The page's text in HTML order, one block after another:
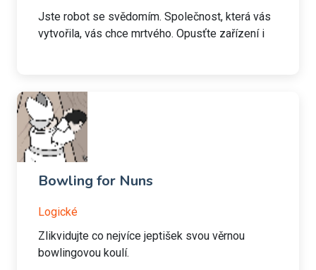
Jste robot se svědomím. Společnost, která vás
vytvořila, vás chce mrtvého. Opusťte zařízení i
Bowling for Nuns
Logické
Zlikvidujte co nejvíce jeptišek svou věrnou
bowlingovou koulí.